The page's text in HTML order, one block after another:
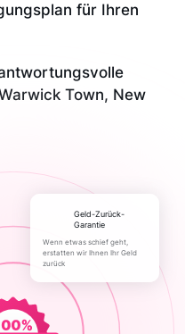
für Ihren
Town, New
Geld-Zurück-
Garantie
Wenn etwas schief geht,
erstatten wir Ihnen Ihr Geld
zurück